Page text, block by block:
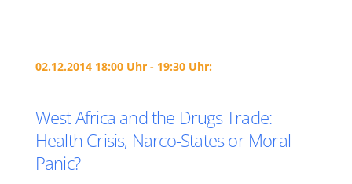
02.12.2014 18:00 Uhr - 19:30 Uhr:
West Africa and the Drugs Trade:
Health Crisis, Narco-States or Moral
Panic?